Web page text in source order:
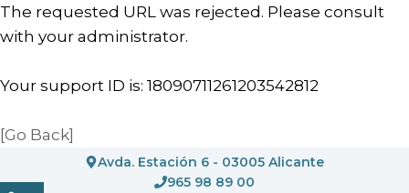
The requested URL was rejected. Please consult
with your administrator.
Your support ID is: 18090711261203542812
[Go Back]
al
Avda. Estación 6 - 03005 Alicante
965 98 89 00